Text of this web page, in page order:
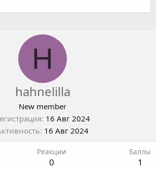
H
hahnelilla
New member
16 Авг 2024
16 Авг 2024
Реакции
0
Баллы
1